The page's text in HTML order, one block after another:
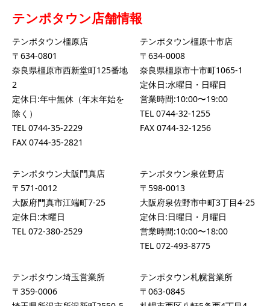
テンポタウン店舗情報
テンポタウン橿原店
〒634-0801
奈良県橿原市西新堂町125番地
2
定休日:年中無休（年末年始を
除く）
TEL 0744-35-2229
FAX 0744-35-2821
テンポタウン橿原十市店
〒634-0008
奈良県橿原市十市町1065-1
定休日:水曜日・日曜日
営業時間:10:00〜19:00
TEL 0744-32-1255
FAX 0744-32-1256
テンポタウン大阪門真店
〒571-0012
大阪府門真市江端町7-25
定休日:木曜日
TEL 072-380-2529
テンポタウン泉佐野店
〒598-0013
大阪府泉佐野市中町3丁目4-25
定休日:日曜日・月曜日
営業時間:10:00〜18:00
TEL 072-493-8775
テンポタウン埼玉営業所
〒359-0006
テンポタウン札幌営業所
〒063-0845